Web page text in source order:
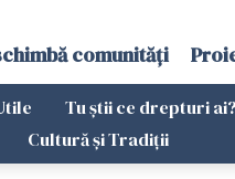
comunități
Tu știi ce drepturi ai?
Cultură și Tradiții